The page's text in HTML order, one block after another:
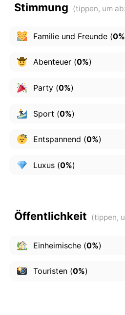
Stimmung
Familie und Freunde(0%
Abenteuer(0%)
Party(0%)
Sport (0%)
Entspannend (0%)
Luxus(0%)
Öffentlichkeit
Einheimische(0%)
Touristen(0%)